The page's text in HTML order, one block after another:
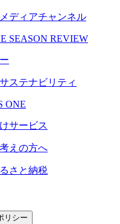
メディアチャンネル
SEASON REVIEW
ステナビリティ
ONE
サービス
えの方へ
さと納税
リシー